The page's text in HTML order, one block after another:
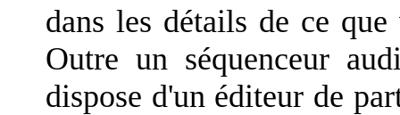
dans les détails de ce
Outre un séquenceur
dispose d'un éditeur de